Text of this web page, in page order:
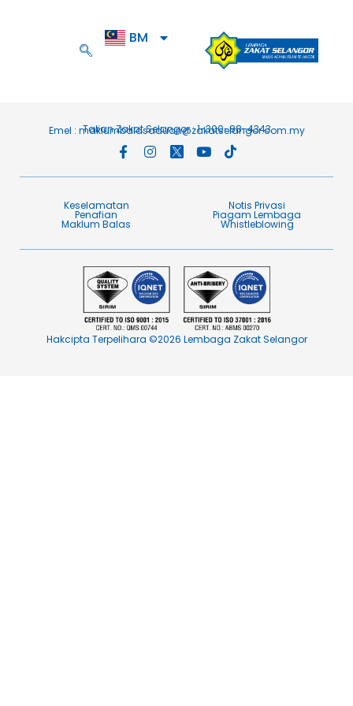
BM
EN
Talian Zakat Selangor : 1-300-88-4343
Emel : maklumbalasaduan@zakatselangor.com.my
Keselamatan Notis Privasi
Penafian​ Piagam Lembaga​
Maklum Balas​ Whistleblowing
Hakcipta Terpelihara ©2026 Lembaga Zakat Selangor